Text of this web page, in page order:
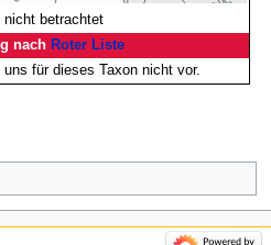
nicht betrachtet
nach Roter Liste
uns für dieses Taxon nicht vor.